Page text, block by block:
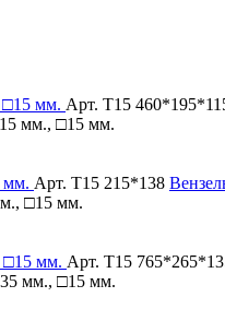
Арт. Т15
мм., □15 мм.
Арт. Т15 215*138
□15 мм.
Арт. Т15
мм., □15 мм.